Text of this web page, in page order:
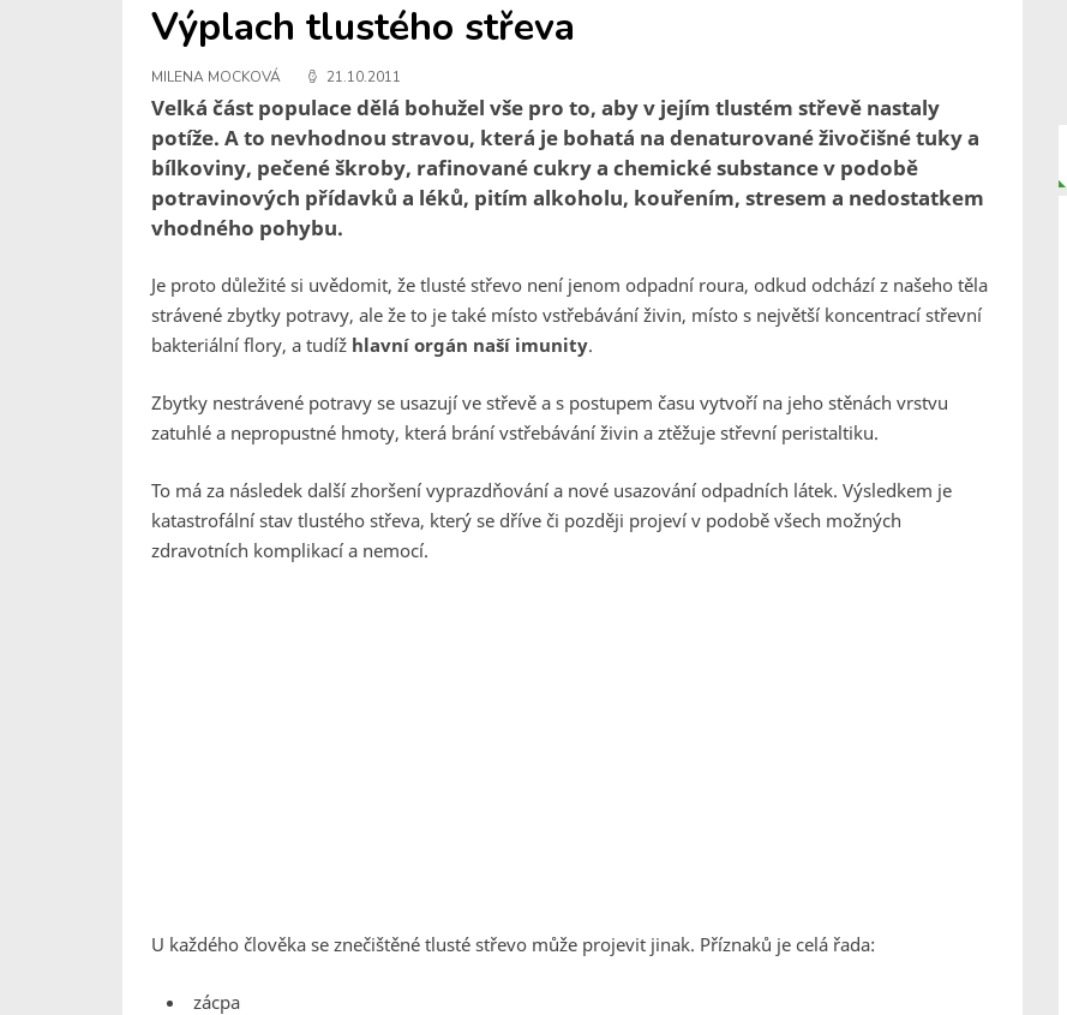
Výplach tlustého střeva
MILENA MOCKOVÁ 21.10.2011
Velká část populace dělá bohužel vše pro to, aby v jejím tlustém střevě nastaly
potíže. A to nevhodnou stravou, která je bohatá na denaturované živočišné tuky a
bílkoviny, pečené škroby, rafinované cukry a chemické substance v podobě
potravinových přídavků a léků, pitím alkoholu, kouřením, stresem a nedostatkem
vhodného pohybu.
Je proto důležité si uvědomit, že tlusté střevo není jenom odpadní roura, odkud odchází z našeho těla
strávené zbytky potravy, ale že to je také místo vstřebávání živin, místo s největší koncentrací střevní
bakteriální flory, a tudíž hlavní orgán naší imunity.
Zbytky nestrávené potravy se usazují ve střevě a s postupem času vytvoří na jeho stěnách vrstvu
zatuhlé a nepropustné hmoty, která brání vstřebávání živin a ztěžuje střevní peristaltiku.
To má za následek další zhoršení vyprazdňování a nové usazování odpadních látek. Výsledkem je
katastrofální stav tlustého střeva, který se dříve či později projeví v podobě všech možných
zdravotních komplikací a nemocí.
U každého člověka se znečištěné tlusté střevo může projevit jinak. Příznaků je celá řada:
zácpa